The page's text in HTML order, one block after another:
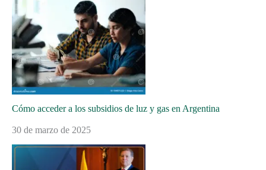
Cómo acceder a los subsidios de luz y gas en Argentina
30 de marzo de 2025